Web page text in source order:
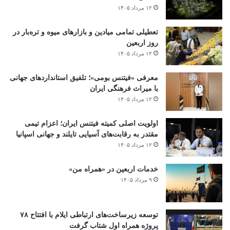
۱۲ مرداد ۱۴۰۵
تعطیلی تمامی میادین و بازارهای میوه و تره‌بار در
روز اربعین
۱۲ مرداد ۱۴۰۵
معرفی «فیتنس بومی»؛ تلفیق استانداردهای جهانی
با میراث فرهنگی ایران
۱۲ مرداد ۱۴۰۵
اولویت اصلی کمیته فیتنس ایران؛ اعزام تیمی
مقتدر به رقابت‌های آسیایی تایلند و جهانی اسپانیا
۱۲ مرداد ۱۴۰۵
خدمات اربعین در «همراه من»
۹ مرداد ۱۴۰۵
توسعه زیرساخت‌های ارتباطی ایلام با افتتاح ۷۸
پروژه همراه اول شتاب گرفت